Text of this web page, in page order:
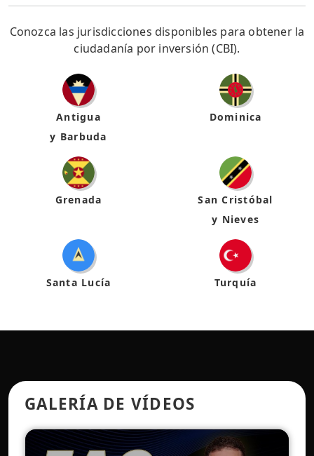
Conozca las jurisdicciones disponibles para obtener la
ciudadanía por inversión (CBI).
Antigua
y Barbuda
Dominica
Grenada
San Cristóbal
y Nieves
Santa Lucía Turquía
GALERÍA DE VÍDEOS